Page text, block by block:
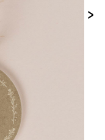
›